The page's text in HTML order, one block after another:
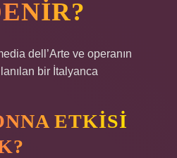
dell’Arte ve operanın
bir İtalyanca
ETKISI